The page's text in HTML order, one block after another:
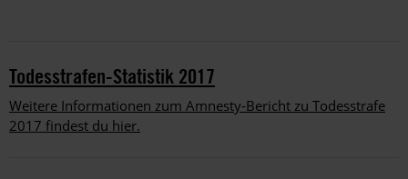
Todesstrafen-Statistik 2017
Weitere Informationen zum Amnesty-Bericht zu Todesstrafe
2017 findest du hier.